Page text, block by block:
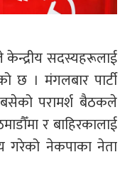
केन्द्रीय सदस्यहरूलाई
। मंगलबार पार्टी
बसेको परामर्श बैठकले
र बाहिरकालाई
गरेको नेकपाका नेता